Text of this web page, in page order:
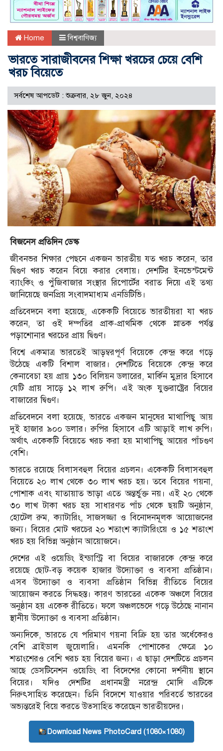
Home বিশ্ববাণিজ্য
ভারতে সারাজীবনের শিক্ষা খরচের চেয়ে বেশি
খরচ বিয়েতে
সর্বশেষ আপডেট : শুক্রবার, ২৮ জুন, ২০২৪
বিজনেস প্রতিদিন ডেস্ক
জীবনভর শিক্ষার পেছনে একজন ভারতীয় যত খরচ করেন, তার
দ্বিগুণ খরচ করেন বিয়ে করার বেলায়। দেশটির ইনভেস্টমেন্ট
ব্যাংকিং ও পুঁজিবাজার সংস্থার রিপোর্টের বরাত দিয়ে এই তথ্য
জানিয়েছে জনপ্রিয় সংবাদমাধ্যম এনডিটিভি।
প্রতিবেদনে বলা হয়েছে, একেকটি বিয়েতে ভারতীয়রা যা খরচ
করেন, তা ওই দম্পতির প্রাক-প্রাথমিক থেকে স্নাতক পর্যন্ত
পড়াশোনার খরচের প্রায় দ্বিগুণ।
বিশ্বে একমাত্র ভারতেই আড়ম্বরপূর্ণ বিয়েকে কেন্দ্র করে গড়ে
উঠেছে একটি বিশাল বাজার। দেশটিতে বিয়েকে কেন্দ্র করে
কেনাবেচা হয় প্রায় ১৩০ বিলিয়ন ডলারের, মার্কিন মুদ্রার হিসাবে
যেটি প্রায় সাড়ে ১২ লাখ রুপি। এই অংক যুক্তরাষ্ট্রের বিয়ের
বাজারের দ্বিগুণ।
প্রতিবেদনে বলা হয়েছে, ভারতে একজন মানুষের মাথাপিছু আয়
দুই হাজার ৯০০ ডলার। রুপির হিসাবে এটি আড়াই লাখ রুপি।
অর্থাৎ একেকটি বিয়েতে খরচ করা হয় মাথাপিছু আয়ের পাঁচগুণ
বেশি।
ভারতে রয়েছে বিলাসবহুল বিয়ের প্রচলন। একেকটি বিলাসবহুল
বিয়েতে ২০ লাখ থেকে ৩০ লাখ খরচ হয়। তবে বিয়ের গয়না,
পোশাক এবং যাতায়াত ভাড়া এতে অন্তর্ভুক্ত নয়। এই ২০ থেকে
৩০ লাখ টাকা খরচ হয় সাধারণত পাঁচ থেকে ছয়টি অনুষ্ঠান,
হোটেল রুম, ক্যাটারিং, সাজসজ্জা ও বিনোদনমূলক আয়োজনের
জন্য। বিয়ের মোট খরচের ২০ শতাংশ ক্যাটারিংয়ে ও ১৫ শতাংশ
খরচ হয় বিভিন্ন অনুষ্ঠান আয়োজনে।
দেশের এই ওয়েডিং ইন্ডাস্ট্রি বা বিয়ের বাজারকে কেন্দ্র করে
রয়েছে ছোট-বড় কয়েক হাজার উদ্যোক্তা ও ব্যবসা প্রতিষ্ঠান।
এসব উদ্যোক্তা ও ব্যবসা প্রতিষ্ঠান বিভিন্ন রীতিতে বিয়ের
আয়োজন করতে সিদ্ধহস্ত। কারণ ভারতের একেক অঞ্চলে বিয়ের
অনুষ্ঠান হয় একেক রীতিতে। ফলে অঞ্চলভেদে গড়ে উঠেছে নানান
স্থানীয় উদ্যোক্তা ও ব্যবসা প্রতিষ্ঠান।
অন্যদিকে, ভারতে যে পরিমাণ গয়না বিক্রি হয় তার অর্ধেকেরও
বেশি ব্রাইডাল জুয়েলারি। এমনকি পোশাকের ক্ষেত্রে ১০
শতাংশেরও বেশি খরচ হয় বিয়ের জন্য। এ ছাড়া দেশটিতে প্রচলন
আছে ডেসটিনেশন ওয়েডিং বা বিদেশের কোনো দর্শনীয় স্থানে
বিয়ের। যদিও দেশটির প্রধানমন্ত্রী নরেন্দ্র মোদি এটিকে
নিরুৎসাহিত করেছেন। তিনি বিদেশে যাওয়ার পরিবর্তে ভারতের
অভ্যন্তরেই বিয়ে করতে উত্সাহিত করেছেন ভারতীয়দের।
Download News PhotoCard (1080×1080)